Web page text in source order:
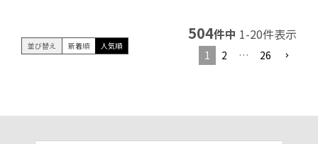
並び替え 新着順 人気順
504件中 1-20件表示
1 2 … 26